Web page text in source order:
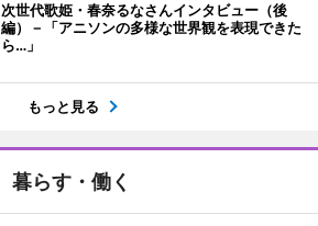
次世代歌姫・春奈るなさんインタビュー（後
編）－「アニソンの多様な世界観を表現できた
ら…」
もっと見る
暮らす・働く